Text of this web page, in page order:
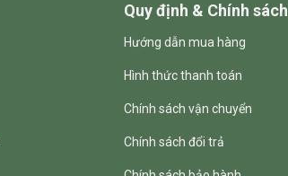
Quy định & Chính sách
Hướng dẫn mua hàng
Hình thức thanh toán
Chính sách vận chuyển
Chính sách đổi trả